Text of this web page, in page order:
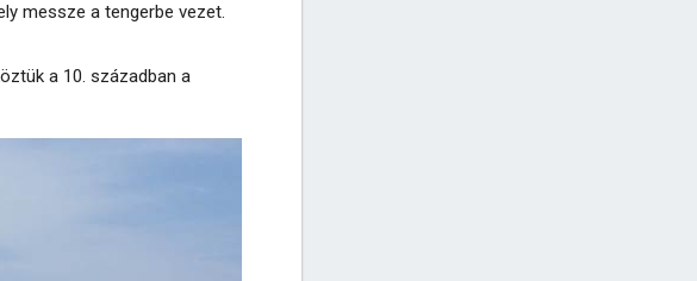
messze a tengerbe vezet.
a 10. században a